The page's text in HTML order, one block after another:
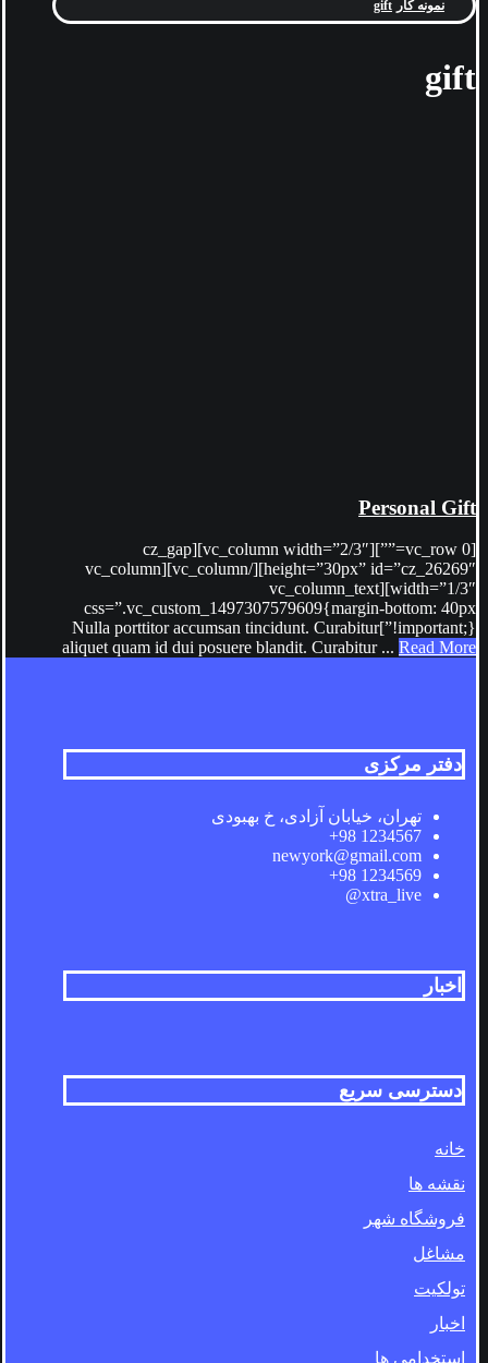
نمونه کار gift
gift
Personal Gift
[vc_row 0=””][vc_column width=”2/3″][cz_gap
height=”30px” id=”cz_26269″][/vc_column][vc_column
width=”1/3″][vc_column_text
css=”.vc_custom_1497307579609{margin-bottom: 40px
!important;}”]Nulla porttitor accumsan tincidunt. Curabitur
aliquet quam id dui posuere blandit. Curabitur ... Read More
دفتر مرکزی
تهران، خیابان آزادی، خ بهبودی
1234567 98+
newyork@gmail.com
1234569 98+
xtra_live@
اخبار
دسترسی سریع
خانه
نقشه ها
فروشگاه شهر
مشاغل
تولکیت
اخبار
استخدامی ها